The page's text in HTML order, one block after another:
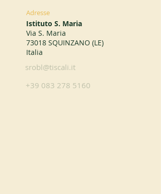
Adresse
Istituto S. Maria
Via S. Maria
73018 SQUINZANO (LE)
Italia
srobl@tiscali.it
+39 083 278 5160